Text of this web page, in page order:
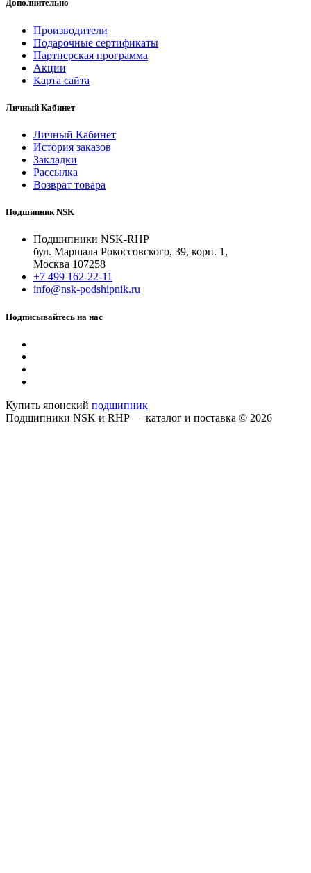
Дополнительно
Производители
Подарочные сертификаты
Партнерская программа
Акции
Карта сайта
Личный Кабинет
Личный Кабинет
История заказов
Закладки
Рассылка
Возврат товара
Подшипник NSK
Подшипники NSK-RHP
бул. Маршала Рокоссовского, 39, корп. 1,
Москва 107258
+7 499 162-22-11
info@nsk-podshipnik.ru
Подписывайтесь на нас
Купить японский подшипник
Подшипники NSK и RHP — каталог и поставка © 2026